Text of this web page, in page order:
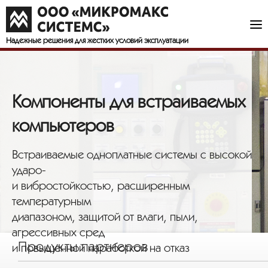
Надежные решения для жестких условий эксплуатации
Компоненты для встраиваемых
компьютеров
Встраиваемые одноплатные системы с высокой
ударо-
и вибростойкостью, расширенным
температурным
диапазоном, защитой от влаги, пыли,
агрессивных сред
и повышенной наработкой на отказ
Продукты партнеров